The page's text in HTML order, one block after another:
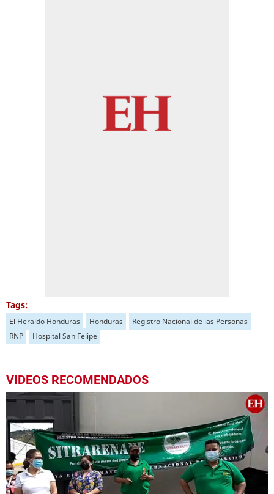
Tags:
El Heraldo Honduras Honduras
Registro Nacional de las Personas
RNP
Hospital San Felipe
VIDEOS RECOMENDADOS